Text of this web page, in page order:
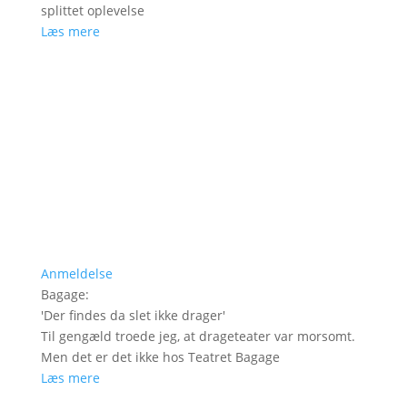
splittet oplevelse
Læs mere
Anmeldelse
Bagage:
'Der findes da slet ikke drager'
Til gengæld troede jeg, at drageteater var morsomt.
Men det er det ikke hos Teatret Bagage
Læs mere